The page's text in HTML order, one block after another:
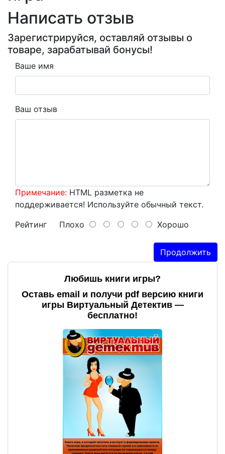
Написать отзыв
Зарегистрируйся, оставляй отзывы о
товаре, зарабатывай бонусы!
Ваше имя
Ваш отзыв
Примечание: HTML разметка не
поддерживается! Используйте обычный текст.
Рейтинг Плохо Хорошо
Продолжить
Любишь книги игры?
Оставь email и получи pdf версию книги
игры Виртуальный Детектив —
бесплатно!